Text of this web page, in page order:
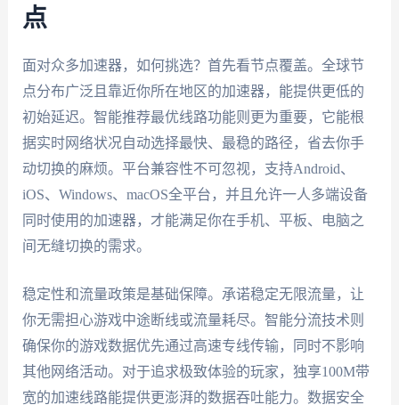
点
面对众多加速器，如何挑选？首先看节点覆盖。全球节
点分布广泛且靠近你所在地区的加速器，能提供更低的
初始延迟。智能推荐最优线路功能则更为重要，它能根
据实时网络状况自动选择最快、最稳的路径，省去你手
动切换的麻烦。平台兼容性不可忽视，支持Android、
iOS、Windows、macOS全平台，并且允许一人多端设备
同时使用的加速器，才能满足你在手机、平板、电脑之
间无缝切换的需求。
稳定性和流量政策是基础保障。承诺稳定无限流量，让
你无需担心游戏中途断线或流量耗尽。智能分流技术则
确保你的游戏数据优先通过高速专线传输，同时不影响
其他网络活动。对于追求极致体验的玩家，独享100M带
宽的加速线路能提供更澎湃的数据吞吐能力。数据安全